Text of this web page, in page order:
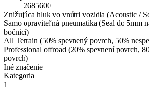
2685600
Znižujúca hluk vo vnútri vozidla (Acoustic /
Samo opraviteľná pneumatika (Seal do 5mm
bočnici)
All Terrain (50% spevnený povrch, 50%
Professional offroad (20% spevnení povrch,
povrch)
Iné značenie
Kategoria
1